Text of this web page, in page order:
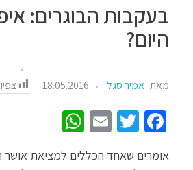
בעקבות הבוגרים:
היום?
מאת אמיר סגל 18.05.2016
Fa
T
E
m
h
אומרים שאחד הכללים למציאת אושר